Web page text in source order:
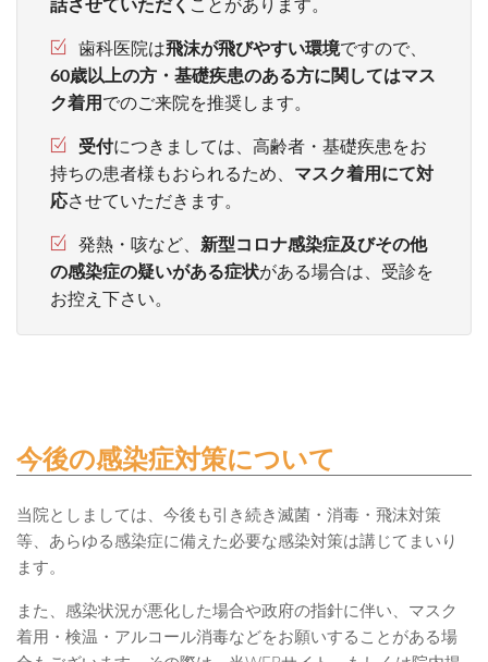
話させていただく ことがあります。
歯科医院は飛沫が飛びやすい環境ですので、
60歳以上の方・基礎疾患のある方に関してはマス
ク着用 でのご来院を推奨します。
受付につきましては、高齢者・基礎疾患をお
持ちの患者様もおられるため、 マスク着用にて対
応させていただきます。
発熱・咳など、 新型コロナ感染症及びその他
の感染症の疑いがある症状がある場合は、受診を
お控え下さい。
今後の感染症対策について
当院としましては、今後も引き続き滅菌・消毒・飛沫対策
等、あらゆる感染症に備えた必要な感染対策は講じてまいり
ます。
また、感染状況が悪化した場合や政府の指針に伴い、マスク
着用・検温・アルコール消毒などをお願いすることがある場